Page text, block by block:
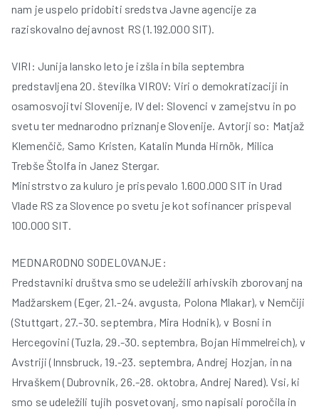
nam je uspelo pridobiti sredstva Javne agencije za
raziskovalno dejavnost RS (1.192.000 SIT).
VIRI: Junija lansko leto je izšla in bila septembra
predstavljena 20. številka VIROV: Viri o demokratizaciji in
osamosvojitvi Slovenije, IV del: Slovenci v zamejstvu in po
svetu ter mednarodno priznanje Slovenije. Avtorji so: Matjaž
Klemenčič, Samo Kristen, Katalin Munda Hirnök, Milica
Trebše Štolfa in Janez Stergar.
Ministrstvo za kuluro je prispevalo 1.600.000 SIT in Urad
Vlade RS za Slovence po svetu je kot sofinancer prispeval
100.000 SIT.
MEDNARODNO SODELOVANJE:
Predstavniki društva smo se udeležili arhivskih zborovanj na
Madžarskem (Eger, 21.-24. avgusta, Polona Mlakar), v Nemčiji
(Stuttgart, 27.-30. septembra, Mira Hodnik), v Bosni in
Hercegovini (Tuzla, 29.-30. septembra, Bojan Himmelreich), v
Avstriji (Innsbruck, 19.-23. septembra, Andrej Hozjan, in na
Hrvaškem (Dubrovnik, 26.-28. oktobra, Andrej Nared). Vsi, ki
smo se udeležili tujih posvetovanj, smo napisali poročila in